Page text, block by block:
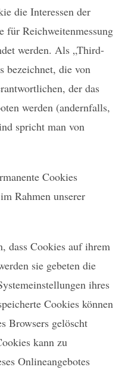
die Interessen der
für Reichweitenmessung
werden. Als „Third-
bezeichnet, die von
der das
werden (andernfalls,
spricht man von
Cookies
Rahmen unserer
dass Cookies auf ihrem
sie gebeten die
ihres
Cookies können
Browsers gelöscht
kann zu
Onlineangebotes